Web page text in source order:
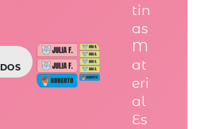
tin
as
M
at
eri
al
Es